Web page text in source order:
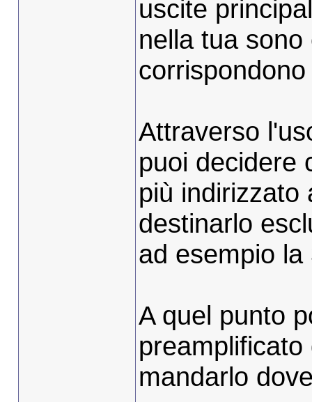
uscite
nella tua
Attraverso
puoi decidere
più indirizzato
destinarlo
ad esempio la
A quel punto
mandarlo